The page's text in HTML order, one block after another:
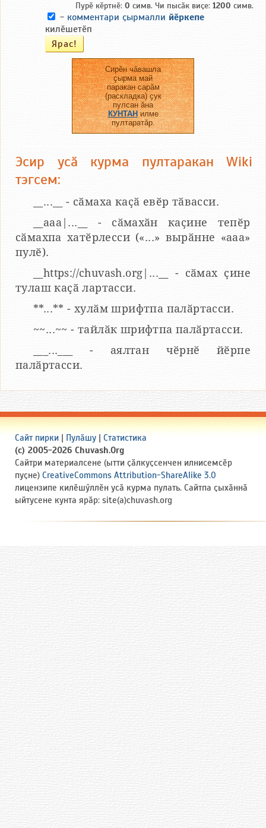
Пурӗ кӗртнӗ: 0 симв. Чи пысӑк виҫе: 1200 симв.
- комментари ҫырмалли йӗркепе
килӗшетӗп
Сирӗн чӑвашла
ҫырма май
паракан сарӑм
(раскладка) ҫук
пулсан ӑна
КУНТАНилме
пултаратӑр.
Эсир усӑ курма пултаракан Wiki
тэгсем:
__...__ - сӑмаха каҫӑ евӗр тӑвасси.
__aaa|...__ - сӑмахӑн каҫине тепӗр
сӑмахпа хатӗрлесси («...» вырӑнне «ааа»
пулӗ).
__https://chuvash.org|...__ - сӑмах ҫине
тулаш каҫӑ лартасси.
**...** - хулӑм шрифтпа палӑртасси.
~~...~~ - тайлӑк шрифтпа палӑртасси.
___...___ - аялтан чӗрнӗ йӗрпе
палӑртасси.
Сайт пирки | Пулӑшу | Статистика
(c) 2005-2026 Chuvash.Org
Сайтри материалсене (ытти ҫӑлкуҫсенчен илнисемсӗр
пуҫне) CreativeCommons Attribution-ShareAlike 3.0
лицензипе килӗшӳллӗн усӑ курма пулать. Сайтпа ҫыхӑннӑ
ыйтусене кунта ярӑр: site(a)chuvash.org